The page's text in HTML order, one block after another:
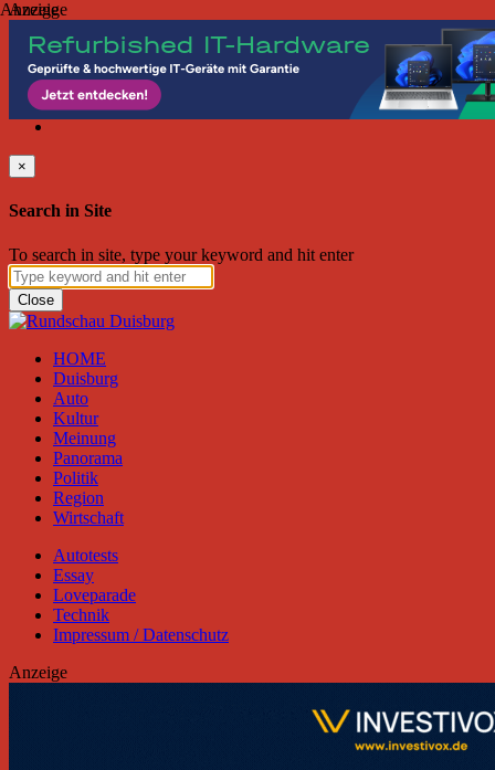
Sonntag, August 09, 2026
Friend on Facebook
Subscribe to RSS
Search
×
Search in Site
To search in site, type your keyword and hit enter
Close
HOME
Duisburg
Auto
Kultur
Meinung
Panorama
Politik
Region
Wirtschaft
Autotests
Essay
Loveparade
Technik
Impressum / Datenschutz
Anzeige
Anzeige
Anzeige